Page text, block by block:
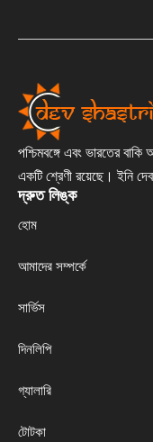
পশ্চিমবঙ্গে এবং ভারতের
একটি শ্রেণী রয়েছে। ইনি
দ্রুত লিঙ্ক
হোম
আমাদের সম্পর্কে
সার্ভিস
দিনলিপি
গ্যালারি
টোটকা